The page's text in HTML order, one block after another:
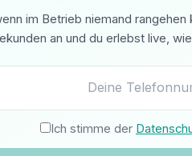
im Betrieb niemand
an und du erlebst live,
Ich stimme der